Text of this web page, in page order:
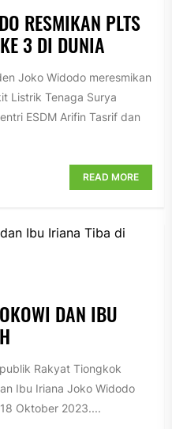
RESMIKAN PLTS
3 DI DUNIA
Joko Widodo meresmikan
Listrik Tenaga Surya
ESDM Arifin Tasrif dan
READ MORE
DAN IBU
Rakyat Tiongkok
Ibu Iriana Joko Widodo
Oktober 2023....